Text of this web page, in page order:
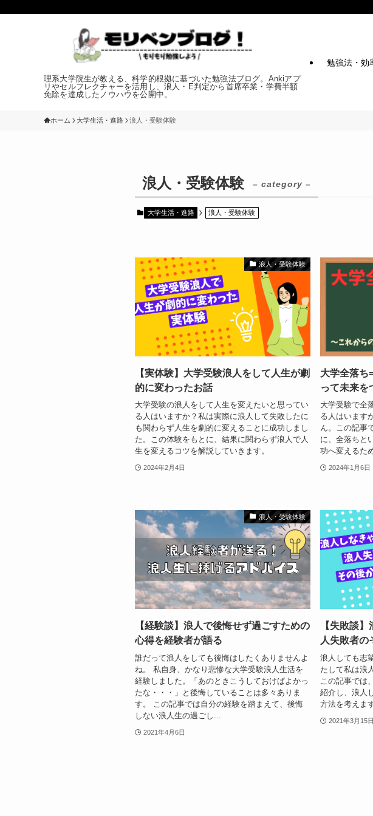
理系大学院生が教える、科学的根拠に基づいた勉強法ブログ。Ankiアプ
リやセルフレクチャーを活用し、浪人・E判定から首席卒業・学費半額
免除を達成したノウハウを公開中。
勉強法・効
ホーム 大学生活・進路 浪人・受験体験
浪人・受験体験 – category –
大学生活・進路 浪人・受験体験
浪人・受験体験
【実体験】大学受験浪人をして人生が劇
的に変わったお話
大学受験の浪人をして人生を変えたいと思ってい
る人はいますか？私は実際に浪人して失敗したに
も関わらず人生を劇的に変えることに成功しまし
た。この体験をもとに、結果に関わらず浪人で人
生を変えるコツを解説していきます。
2024年2月4日
大学全落ち
って未来を
大学受験で全
る人はいます
ん。この記事
に、全落ちと
功へ変えるた
2024年1月6日
浪人・受験体験
【経験談】浪人で後悔せず過ごすための
心得を経験者が語る
誰だって浪人をしても後悔はしたくありませんよ
ね。 私自身、かなり悲惨な大学受験浪人生活を
経験しました。「あのときこうしておけばよかっ
たな・・・」と後悔していることは多々ありま
す。 この記事では自分の経験を踏まえて、後悔
しない浪人生の過ごし...
2021年4月6日
【失敗談
人失敗者の
浪人しても志
たして私は浪
この記事では
紹介し、浪人
方法を考えま
2021年3月15日